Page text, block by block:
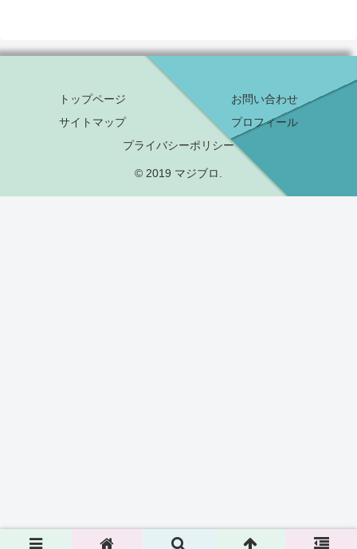
トップページ
お問い合わせ
サイトマップ
プロフィール
プライバシーポリシー
© 2019 マジブロ.